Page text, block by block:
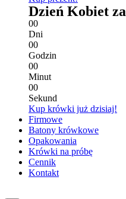
Dzień Kobiet za
00
Dni
00
Godzin
00
Minut
00
Sekund
Kup krówki już dzisiaj!
Firmowe
Batony krówkowe
Opakowania
Krówki na próbę
Cennik
Kontakt